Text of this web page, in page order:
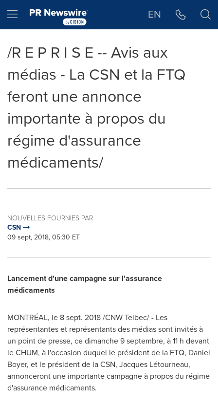
Hamburger menu EN
/R E P R I S E -- Avis aux
médias - La CSN et la FTQ
feront une annonce
importante à propos du
régime d'assurance
médicaments/
NOUVELLES FOURNIES PAR
CSN
09 sept, 2018, 05:30 ET
Lancement d'une campagne sur l'assurance
médicaments
MONTRÉAL, le 8 sept. 2018/CNW Telbec/ - Les
représentantes et représentants des médias sont invités à
un point de presse, ce dimanche 9 septembre, à 11 h devant
le CHUM, à l'occasion duquel le président de la FTQ, Daniel
Boyer, et le président de la CSN, Jacques Létourneau,
annonceront une importante campagne à propos du régime
d'assurance médicaments.